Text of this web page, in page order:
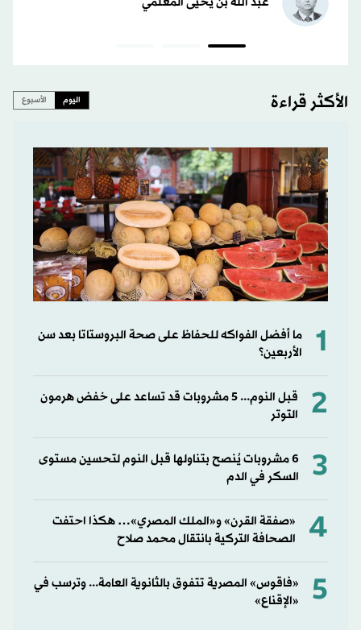
الأكثر قراءة اليوم الأسبوع
1
ما أفضل الفواكه للحفاظ على صحة البروستاتا بعد سن
الأربعين؟
2
قبل النوم... 5 مشروبات قد تساعد على خفض هرمون
التوتر
3
6 مشروبات يُنصح بتناولها قبل النوم لتحسين مستوى
السكر في الدم
4
«صفقة القرن» و«الملك المصري»… هكذا احتفت
الصحافة التركية بانتقال محمد صلاح
5
«فاقوس» المصرية تتفوق بالثانوية العامة... وترسب في
«الإقناع»